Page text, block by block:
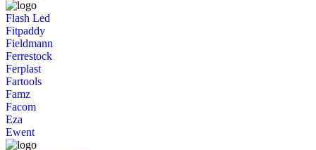
Flash Led
Fitpaddy
Fieldmann
Ferrestock
Ferplast
Fartools
Famz
Facom
Eza
Ewent